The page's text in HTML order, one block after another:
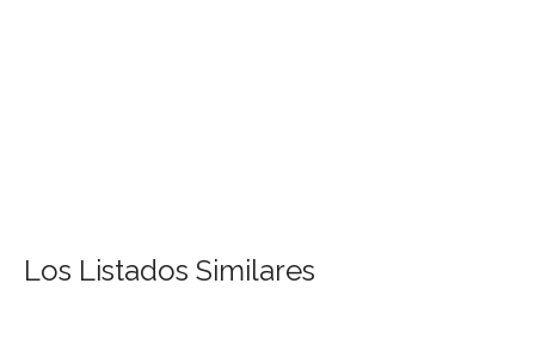
Los Listados Similares